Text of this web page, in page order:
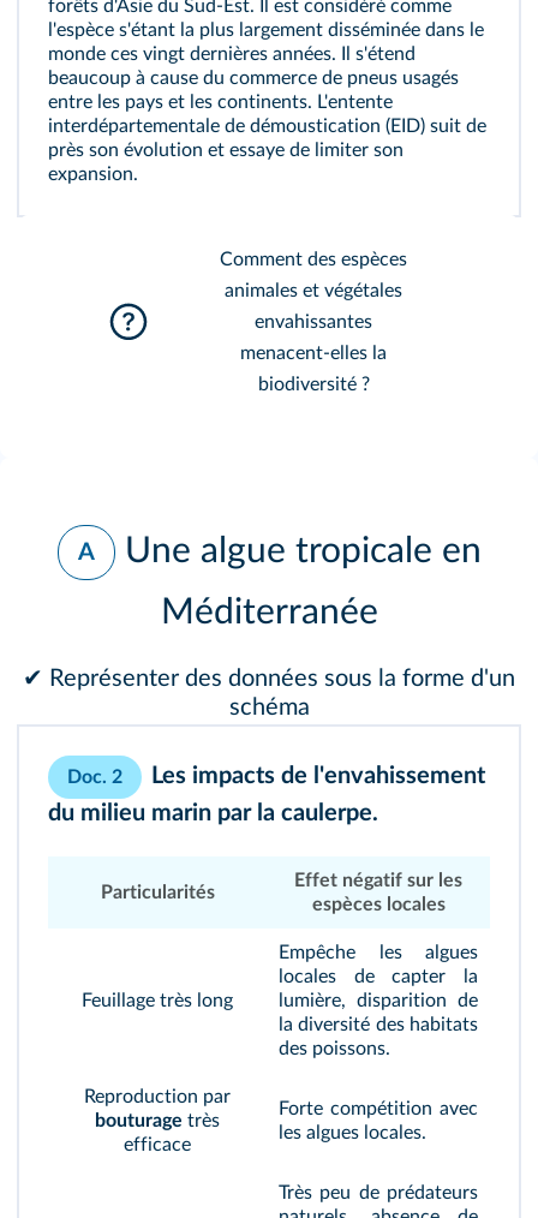
forêts d'Asie du Sud-Est. Il est considéré comme
l'espèce s'étant la plus largement disséminée dans le
monde ces vingt dernières années. Il s'étend
beaucoup à cause du commerce de pneus usagés
entre les pays et les continents. L'entente
interdépartementale de démoustication (EID) suit de
près son évolution et essaye de limiter son
expansion.
Comment des espèces
animales et végétales
envahissantes
menacent-elles la
biodiversité ?
A
Une algue tropicale en
Méditerranée
✔ Représenter des données sous la forme d'un
schéma
Doc. 2
Les impacts de l'envahissement
du milieu marin par la caulerpe.
Particularités
Effet négatif sur les
espèces locales
Feuillage très long
Empêche les algues
locales de capter la
lumière, disparition de
la diversité des habitats
des poissons.
Reproduction par
bouturage très
efficace
Forte compétition avec
les algues locales.
Très peu de prédateurs